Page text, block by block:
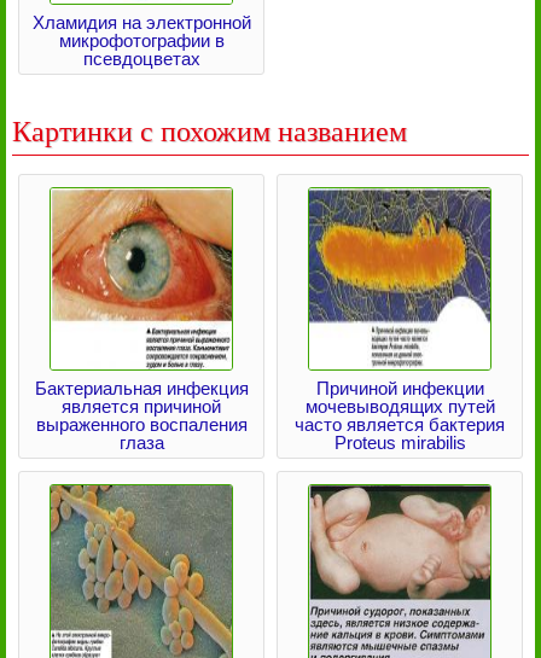
Хламидия на электронной
микрофотографии в
псевдоцветах
Картинки с похожим названием
Бактериальная инфекция
является причиной
выраженного воспаления
глаза
Причиной инфекции
мочевыводящих путей
часто является бактерия
Proteus mirabilis